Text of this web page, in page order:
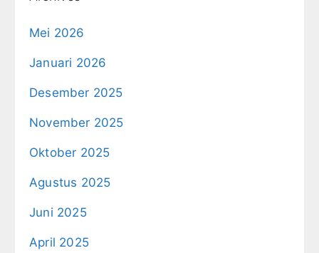
Mei 2026
Januari 2026
Desember 2025
November 2025
Oktober 2025
Agustus 2025
Juni 2025
April 2025